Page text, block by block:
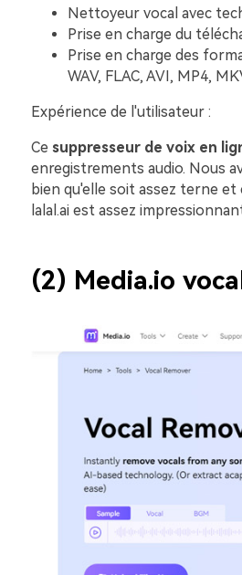
Nettoyeur vocal avec
Prise en charge du
Prise en charge des
WAV, FLAC, AVI, MP4,
Expérience de l'utilisateur :
Ce suppresseur de voix en
enregistrements audio. Nous
bien qu'elle soit assez terne
lalal.ai est assez
(2) Media.io